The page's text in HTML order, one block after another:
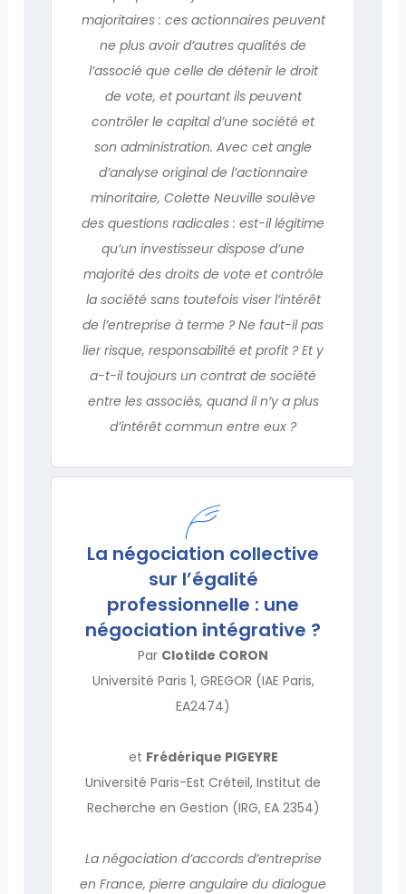
majoritaires : ces actionnaires peuvent
ne plus avoir d’autres qualités de
l’associé que celle de détenir le droit
de vote, et pourtant ils peuvent
contrôler le capital d’une société et
son administration. Avec cet angle
d’analyse original de l’actionnaire
minoritaire, Colette Neuville soulève
des questions radicales : est-il légitime
qu’un investisseur dispose d’une
majorité des droits de vote et contrôle
la société sans toutefois viser l’intérêt
de l’entreprise à terme ? Ne faut-il pas
lier risque, responsabilité et profit ? Et y
a-t-il toujours un contrat de société
entre les associés, quand il n’y a plus
d’intérêt commun entre eux ?
La négociation collective
sur l’égalité
professionnelle : une
négociation intégrative ?
Par Clotilde CORON
Université Paris 1, GREGOR (IAE Paris,
EA2474)
et Frédérique PIGEYRE
Université Paris-Est Créteil, Institut de
Recherche en Gestion (IRG, EA 2354)
La négociation d’accords d’entreprise
en France, pierre angulaire du dialogue